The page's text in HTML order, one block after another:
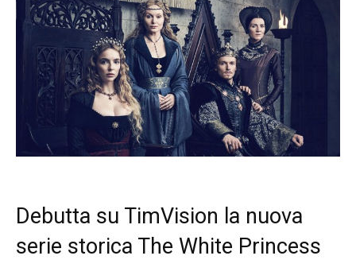
Debutta su TimVision la nuova
serie storica The White Princess